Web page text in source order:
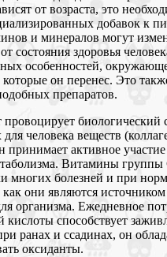
от возраста, это
добавок к
и минералов могут
состояния здоровья
особенностей,
которые он перенес. Это
препаратов.
провоцирует биологический
человека веществ
принимает активное
Витамины группы
многих болезней и при
как они являются
организма. Ежедневное
кислоты способствует
ранах и ссадинах, он
оксиданты.